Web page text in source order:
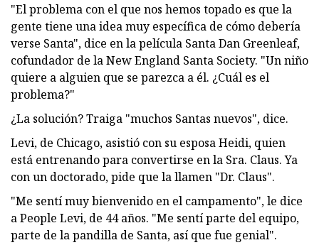
"El problema con el que nos hemos topado es que la
gente tiene una idea muy específica de cómo debería
verse Santa", dice en la película Santa Dan Greenleaf,
cofundador de la New England Santa Society. "Un niño
quiere a alguien que se parezca a él. ¿Cuál es el
problema?"
¿La solución? Traiga "muchos Santas nuevos", dice.
Levi, de Chicago, asistió con su esposa Heidi, quien
está entrenando para convertirse en la Sra. Claus. Ya
con un doctorado, pide que la llamen "Dr. Claus".
"Me sentí muy bienvenido en el campamento", le dice
a People Levi, de 44 años. "Me sentí parte del equipo,
parte de la pandilla de Santa, así que fue genial".